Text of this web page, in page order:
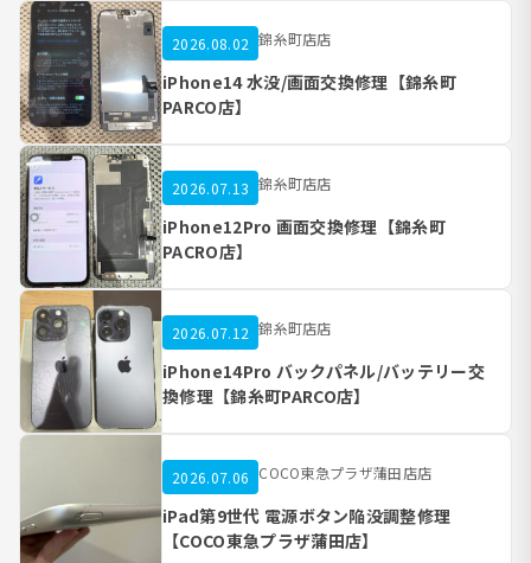
2026.08.02 錦糸町店店
iPhone14 水没/画面交換修理【錦糸町
PARCO店】
2026.07.13 錦糸町店店
iPhone12Pro 画面交換修理【錦糸町
PACRO店】
2026.07.12 錦糸町店店
iPhone14Pro バックパネル/バッテリー交
換修理【錦糸町PARCO店】
2026.07.06 COCO東急プラザ蒲田店店
iPad第9世代 電源ボタン陥没調整修理
【COCO東急プラザ蒲田店】